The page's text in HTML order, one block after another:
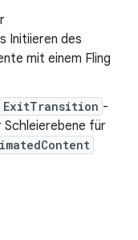
Initiieren des
mit einem Fling
ExitTransition -
Schleierebene für